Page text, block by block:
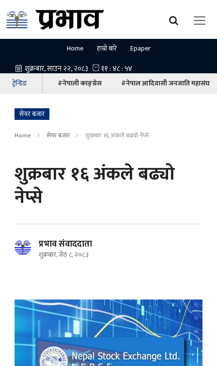
Home हाम्रो बारे Epaper
ट्रेन्डिङ #नेपाली काङ्ग्रेस #नेपाल आदिवासी जनजाति महासंघ
सेयर बजार
Home सेयर बजार शुक्रबार १६ अंकले बढ्यो नेप्से
शुक्रबार १६ अंकले बढ्यो
नेप्से
प्रभाव संवाददाता
शुक्रबार, जेठ ८, २०८३